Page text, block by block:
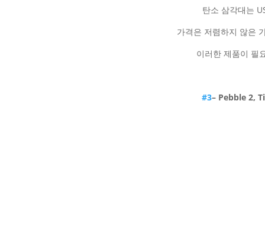
탄소 삼각대는
가격은 저렴하지 않은
이러한 제품이 필
#3– Pebble 2,